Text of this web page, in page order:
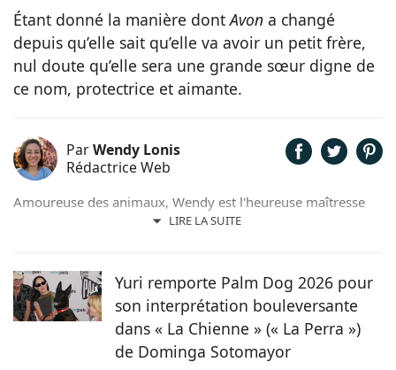
Étant donné la manière dontAvon a changé
depuis qu’elle sait qu’elle va avoir un petit frère,
nul doute qu’elle sera une grande sœur digne de
ce nom, protectrice et aimante.
ParWendy Lonis
Rédactrice Web
LIRE LA SUITE
Amoureuse des animaux, Wendy est l'heureuse maîtresse
d'un Berger Australien, de poules et même de pigeons
naturellement qu'elle prête, avec plaisir, sa plume pour
Chien.fr.
Yuri remporte Palm Dog 2026 pour
son interprétation bouleversante
dans « La Chienne » (« La Perra »)
de Dominga Sotomayor